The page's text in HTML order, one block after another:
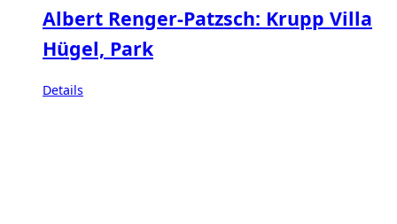
Albert Renger-Patzsch: Krupp Villa
Hügel, Park
Details